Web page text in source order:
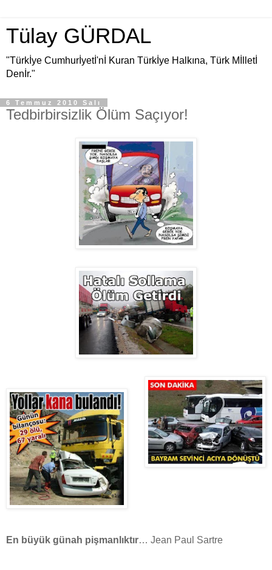
Tülay GÜRDAL
"Türkİye Cumhurİyetİ'nİ Kuran Türkİye Halkına, Türk Mİlletİ
Denİr."
6 Temmuz 2010 Salı
Tedbirbirsizlik Ölüm Saçıyor!
En büyük günah pişmanlıktır… Jean Paul Sartre